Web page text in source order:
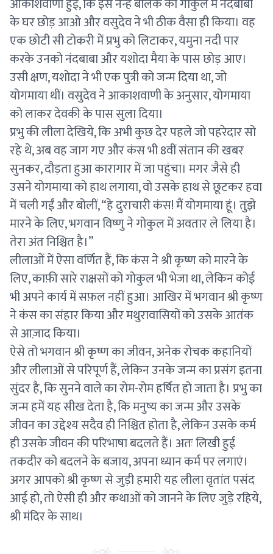
आकाशवाणी हुई, कि इस नन्हें बालक को गोकुल में नंदबाबा
के घर छोड़ आओ और वसुदेव ने भी ठीक वैसा ही किया। वह
एक छोटी सी टोकरी में प्रभु को लिटाकर, यमुना नदी पार
करके उनको नंदबाबा और यशोदा मैया के पास छोड़ आए।
उसी क्षण, यशोदा ने भी एक पुत्री को जन्म दिया था, जो
योगमाया थीं। वसुदेव ने आकाशवाणी के अनुसार, योगमाया
को लाकर देवकी के पास सुला दिया।
प्रभु की लीला देखिये, कि अभी कुछ देर पहले जो पहरेदार सो
रहे थे, अब वह जाग गए और कंस भी 8वीं संतान की खबर
सुनकर, दौड़ता हुआ कारागार में जा पहुंचा। मगर जैसे ही
उसने योगमाया को हाथ लगाया, वो उसके हाथ से छूटकर हवा
में चली गईं और बोलीं, “हे दुराचारी कंस! मैं योगमाया हूं। तुझे
मारने के लिए, भगवान विष्णु ने गोकुल में अवतार ले लिया है।
तेरा अंत निश्चित है।”
लीलाओं में ऐसा वर्णित हैं, कि कंस ने श्री कृष्ण को मारने के
लिए, काफ़ी सारे राक्षसों को गोकुल भी भेजा था, लेकिन कोई
भी अपने कार्य में सफ़ल नहीं हुआ। आखिर में भगवान श्री कृष्ण
ने कंस का संहार किया और मथुरावासियों को उसके आतंक
से आज़ाद किया।
ऐसे तो भगवान श्री कृष्ण का जीवन, अनेक रोचक कहानियों
और लीलाओं से परिपूर्ण हैं, लेकिन उनके जन्म का प्रसंग इतना
सुंदर है, कि सुनने वाले का रोम-रोम हर्षित हो जाता है। प्रभु का
जन्म हमें यह सीख देता है, कि मनुष्य का जन्म और उसके
जीवन का उद्देश्य सदैव ही निश्चित होता है, लेकिन उसके कर्म
ही उसके जीवन की परिभाषा बदलते हैं। अतः लिखी हुई
तकदीर को बदलने के बजाय, अपना ध्यान कर्म पर लगाएं।
अगर आपको श्री कृष्ण से जुड़ी हमारी यह लीला वृतांत पसंद
आई हो, तो ऐसी ही और कथाओं को जानने के लिए जुड़े रहिये,
श्री मंदिर के साथ।